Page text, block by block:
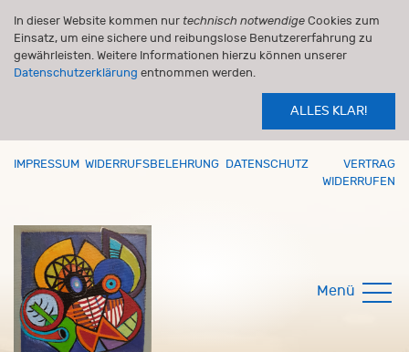
In dieser Website kommen nur technisch notwendige Cookies zum
Einsatz, um eine sichere und reibungslose Benutzererfahrung zu
gewährleisten. Weitere Informationen hierzu können unserer
Datenschutzerklärung entnommen werden.
ALLES KLAR!
IMPRESSUM WIDERRUFSBELEHRUNG DATENSCHUTZ
VERTRAG
WIDERRUFEN
Menü